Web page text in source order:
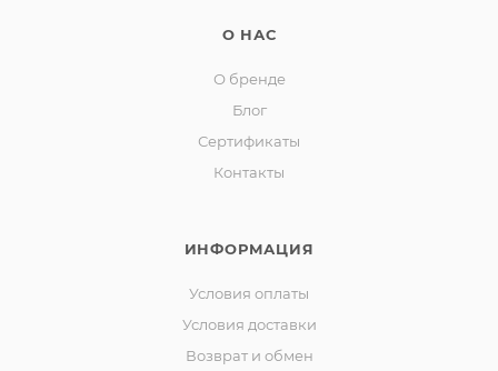
О НАС
О бренде
Блог
Сертификаты
Контакты
ИНФОРМАЦИЯ
Условия оплаты
Условия доставки
Возврат и обмен